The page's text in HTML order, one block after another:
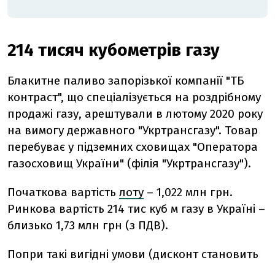
214 тисяч кубометрів газу
Блакитне паливо запорізької компанії "ТБ
контраст", що спеціалізується на роздрібному
продажі газу, арештували в лютому 2020 року
на вимогу державного "Укртрансгазу". Товар
перебуває у підземних сховищах "Оператора
газосховищ України" (філія "Укртрансгазу").
Початкова вартість лоту – 1,022 млн грн.
Ринкова вартість 214 тис куб м газу в Україні –
близько 1,73 млн грн (з ПДВ).
Попри такі вигідні умови (дисконт становить